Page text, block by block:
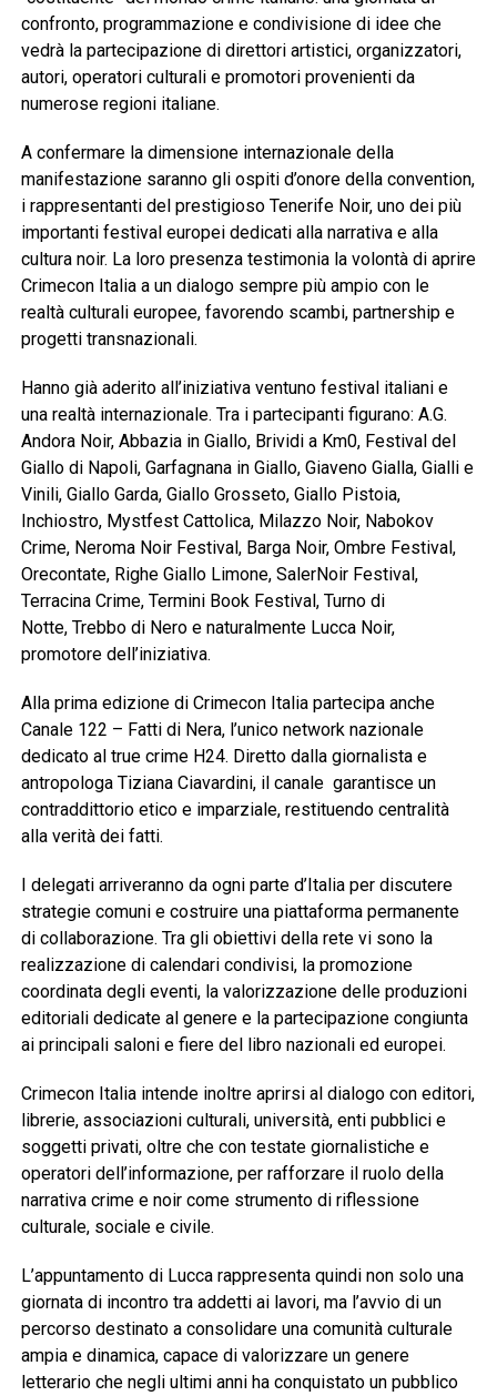
confronto, programmazione e condivisione di idee che
vedrà la partecipazione di direttori artistici, organizzatori,
autori, operatori culturali e promotori provenienti da
numerose regioni italiane.
A confermare la dimensione internazionale della
manifestazione saranno gli ospiti d’onore della convention,
i rappresentanti del prestigioso Tenerife Noir, uno dei più
importanti festival europei dedicati alla narrativa e alla
cultura noir. La loro presenza testimonia la volontà di aprire
Crimecon Italia a un dialogo sempre più ampio con le
realtà culturali europee, favorendo scambi, partnership e
progetti transnazionali.
Hanno già aderito all’iniziativa ventuno festival italiani e
una realtà internazionale. Tra i partecipanti figurano: A.G.
Andora Noir, Abbazia in Giallo, Brividi a Km0, Festival del
Giallo di Napoli, Garfagnana in Giallo, Giaveno Gialla, Gialli e
Vinili, Giallo Garda, Giallo Grosseto, Giallo Pistoia,
Inchiostro, Mystfest Cattolica, Milazzo Noir, Nabokov
Crime, Neroma Noir Festival, Barga Noir, Ombre Festival,
Orecontate, Righe Giallo Limone, SalerNoir Festival,
Terracina Crime, Termini Book Festival, Turno di
Notte, Trebbo di Nero e naturalmente Lucca Noir,
promotore dell’iniziativa.
Alla prima edizione di Crimecon Italia partecipa anche
Canale 122 – Fatti di Nera, l’unico network nazionale
dedicato al true crime H24. Diretto dalla giornalista e
antropologa Tiziana Ciavardini, il canale garantisce un
contraddittorio etico e imparziale, restituendo centralità
alla verità dei fatti.
I delegati arriveranno da ogni parte d’Italia per discutere
strategie comuni e costruire una piattaforma permanente
di collaborazione. Tra gli obiettivi della rete vi sono la
realizzazione di calendari condivisi, la promozione
coordinata degli eventi, la valorizzazione delle produzioni
editoriali dedicate al genere e la partecipazione congiunta
ai principali saloni e fiere del libro nazionali ed europei.
Crimecon Italia intende inoltre aprirsi al dialogo con editori,
librerie, associazioni culturali, università, enti pubblici e
soggetti privati, oltre che con testate giornalistiche e
operatori dell’informazione, per rafforzare il ruolo della
narrativa crime e noir come strumento di riflessione
culturale, sociale e civile.
L’appuntamento di Lucca rappresenta quindi non solo una
giornata di incontro tra addetti ai lavori, ma l’avvio di un
percorso destinato a consolidare una comunità culturale
ampia e dinamica, capace di valorizzare un genere
letterario che negli ultimi anni ha conquistato un pubblico